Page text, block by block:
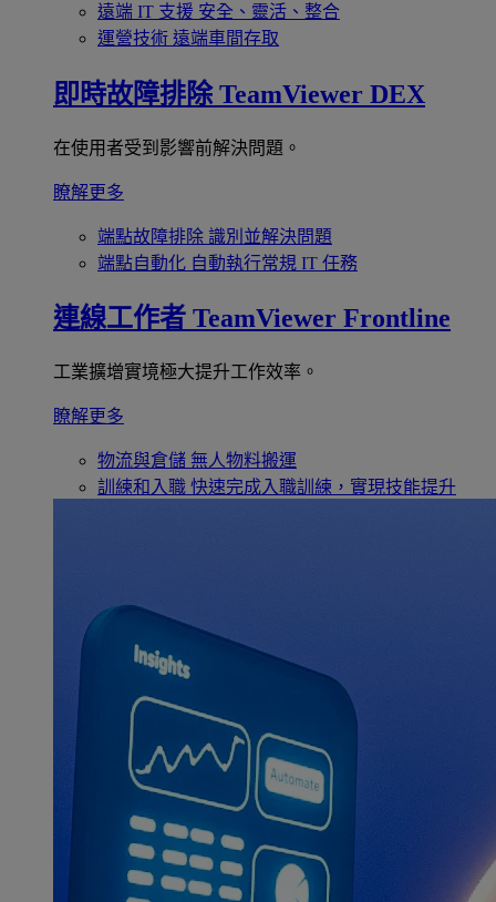
遠端 IT 支援 安全、靈活、整合
運營技術 遠端車間存取
即時故障排除 TeamViewer DEX
在使用者受到影響前解決問題。
瞭解更多
端點故障排除 識別並解決問題
端點自動化 自動執行常規 IT 任務
連線工作者 TeamViewer Frontline
工業擴增實境極大提升工作效率。
瞭解更多
物流與倉儲 無人物料搬運
訓練和入職 快速完成入職訓練，實現技能提升